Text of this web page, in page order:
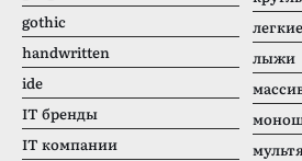
gothic
handwritten
ide
IT бренды
IT компании
легкие
лыжи